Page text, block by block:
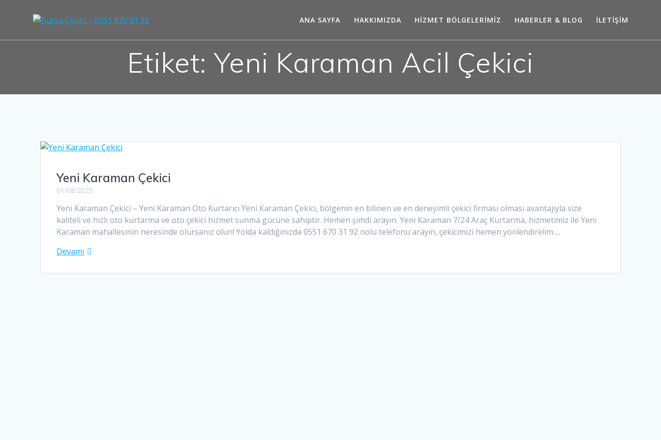
ANA SAYFA HAKKIMIZDA HİZMET BÖLGELERİMİZ HABERLER & BLOG İLETİŞİM
Etiket:Yeni Karaman Acil Çekici
Yeni Karaman Çekici
01/08/2025
Yeni Karaman Çekici – Yeni Karaman Oto Kurtarıcı Yeni Karaman Çekici, bölgenin en bilinen ve en deneyimli çekici firması olması avantajıyla size
kaliteli ve hızlı oto kurtarma ve oto çekici hizmet sunma gücüne sahiptir. Hemen şimdi arayın. Yeni Karaman 7/24 Araç Kurtarma, hizmetimiz ile Yeni
Karaman mahallesinin neresinde olursanız olun! Yolda kaldığınızda 0551 670 31 92 nolu telefonu arayın, çekicimizi hemen yönlendirelim.…
Devamı